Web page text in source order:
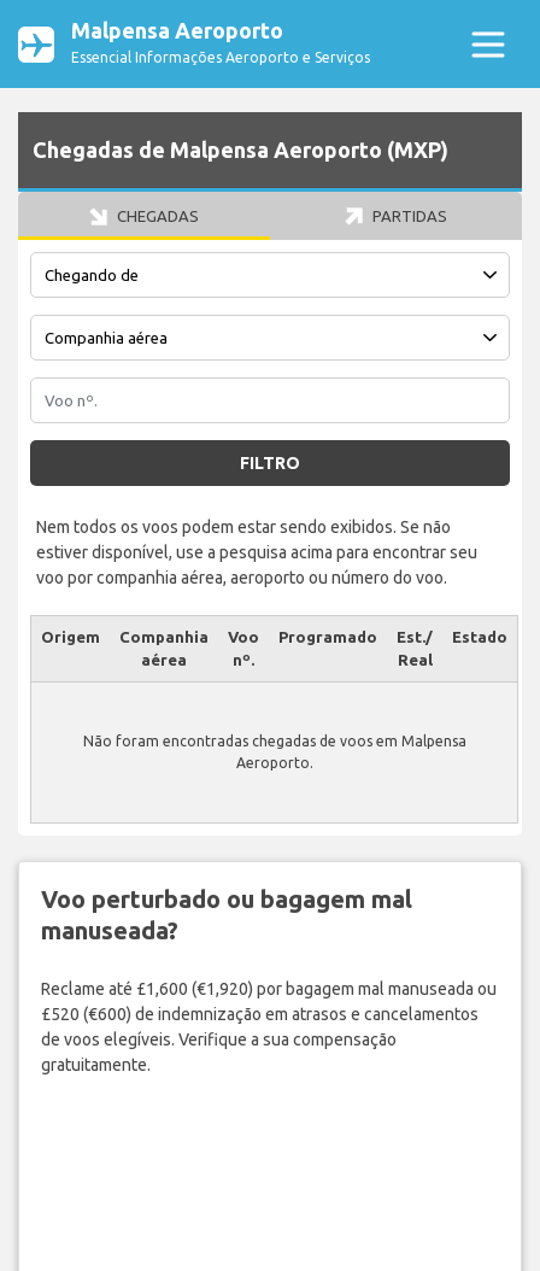
Malpensa Aeroporto
Essencial Informações Aeroporto e Serviços
Chegadas de Malpensa Aeroporto (MXP)
CHEGADAS PARTIDAS
FILTRO
Nem todos os voos podem estar sendo exibidos. Se não
estiver disponível, use a pesquisa acima para encontrar seu
voo por companhia aérea, aeroporto ou número do voo.
Origem
Companhia
aérea
Voo
nº.
Programado
Est./
Real
Estado
Não foram encontradas chegadas de voos em Malpensa
Aeroporto.
Voo perturbado ou bagagem mal
manuseada?
Reclame até £1,600 (€1,920) por bagagem mal manuseada ou
£520 (€600) de indemnização em atrasos e cancelamentos
de voos elegíveis. Verifique a sua compensação
gratuitamente.